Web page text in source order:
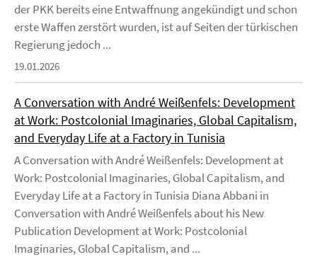
der PKK bereits eine Entwaffnung angekündigt und schon
erste Waffen zerstört wurden, ist auf Seiten der türkischen
Regierung jedoch ...
19.01.2026
A Conversation with André Weißenfels: Development
at Work: Postcolonial Imaginaries, Global Capitalism,
and Everyday Life at a Factory in Tunisia
A Conversation with André Weißenfels: Development at
Work: Postcolonial Imaginaries, Global Capitalism, and
Everyday Life at a Factory in Tunisia Diana Abbani in
Conversation with André Weißenfels about his New
Publication Development at Work: Postcolonial
Imaginaries, Global Capitalism, and ...